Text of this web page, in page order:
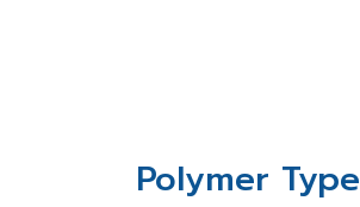
Polymer Type